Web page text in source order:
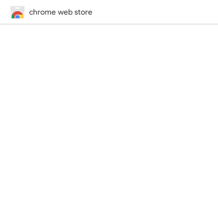
chrome web store